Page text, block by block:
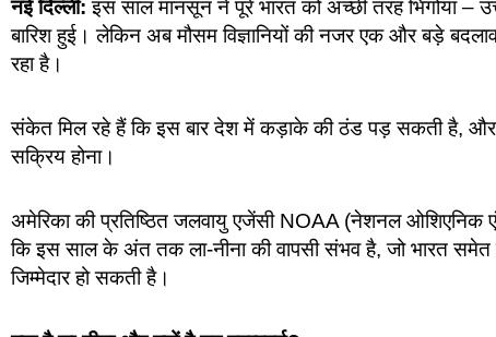
नई दिल्ली:इस साल मानसून ने पूरे भारत को अच्छी तरह भिगोया –
बारिश हुई। लेकिन अब मौसम विज्ञानियों की नजर एक और बड़े
रहा है।
संकेत मिल रहे हैं कि इस बार देश में कड़ाके की ठंड पड़ सकती है, और
सक्रिय होना।
अमेरिका की प्रतिष्ठित जलवायु एजेंसी NOAA (नेशनल ओशिएनिक
कि इस साल के अंत तक ला-नीना की वापसी संभव है, जो भारत समेत
जिम्मेदार हो सकती है।